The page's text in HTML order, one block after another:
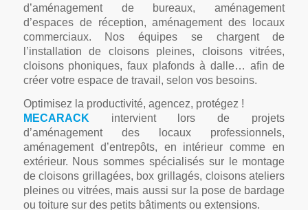
d’aménagement de bureaux, aménagement
d’espaces de réception, aménagement des locaux
commerciaux. Nos équipes se chargent de
l’installation de cloisons pleines, cloisons vitrées,
cloisons phoniques, faux plafonds à dalle… afin de
créer votre espace de travail, selon vos besoins.
Optimisez la productivité, agencez, protégez !
MECARACK intervient lors de projets
d’aménagement des locaux professionnels,
aménagement d’entrepôts, en intérieur comme en
extérieur. Nous sommes spécialisés sur le montage
de cloisons grillagées, box grillagés, cloisons ateliers
pleines ou vitrées, mais aussi sur la pose de bardage
ou toiture sur des petits bâtiments ou extensions.